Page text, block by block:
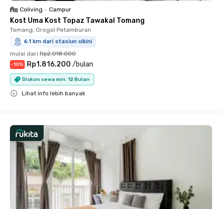
Coliving • Campur
Kost Uma Kost Topaz Tawakal Tomang
Tomang, Grogol Petamburan
6.1 km dari stasiun cikini
mulai dari Rp2.018.000
-10% Rp1.816.200 /bulan
Diskon sewa min. 12 Bulan
Lihat info lebih banyak